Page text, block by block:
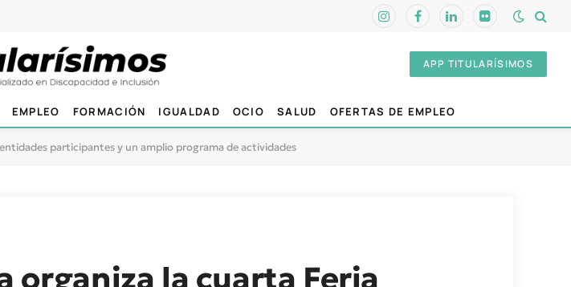
InstagramFacebookLinkedInFlickr
APP TITULARÍSIMOS
EMPLEO FORMACIÓN IGUALDAD OCIO SALUD OFERTAS DE EMPLEO
participantes y un amplio programa de actividades
organiza la cuarta Feria